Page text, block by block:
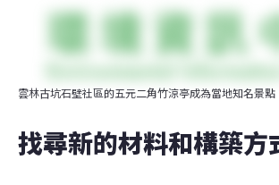
雲林古坑石壁社區的五元二角竹涼亭成為當地知名景點
找尋新的材料和構築方